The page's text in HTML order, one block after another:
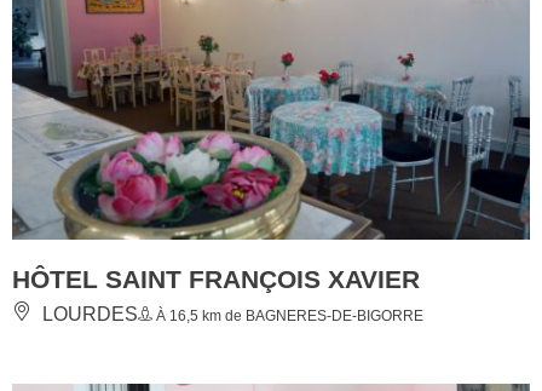
HÔTEL SAINT FRANÇOIS XAVIER
LOURDES À 16,5 km de BAGNERES-DE-BIGORRE